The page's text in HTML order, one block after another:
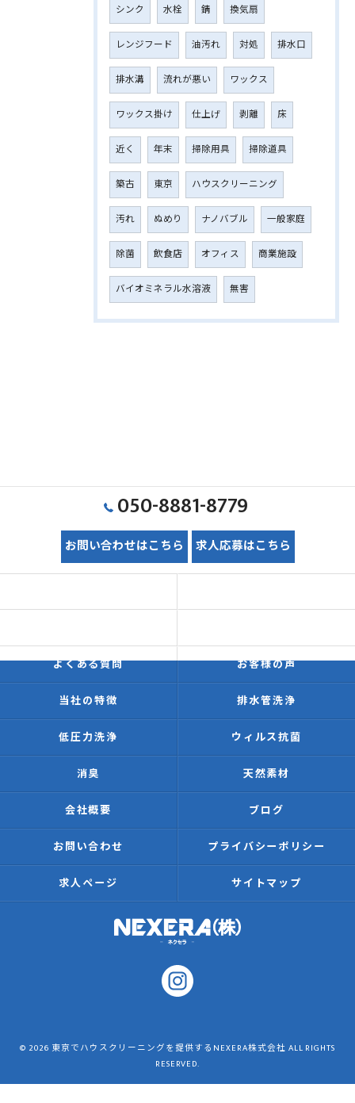
シンク 水栓 錆 換気扇
レンジフード 油汚れ 対処 排水口
排水溝 流れが悪い ワックス
ワックス掛け 仕上げ 剥離 床
近く 年末 掃除用具 掃除道具
築古 東京 ハウスクリーニング
汚れ ぬめり ナノバブル 一般家庭
除菌 飲食店 オフィス 商業施設
バイオミネラル水溶液 無害
050-8881-8779
お問い合わせはこちら 求人応募はこちら
よくある質問 お客様の声
当社の特徴 排水管洗浄
低圧力洗浄 ウィルス抗菌
消臭 天然素材
会社概要 ブログ
お問い合わせ プライバシーポリシー
求人ページ サイトマップ
© 2026 東京でハウスクリーニングを提供するNEXERA株式会社 ALL RIGHTS
RESERVED.